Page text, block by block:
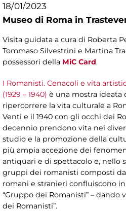
18/01/2023
Museo di Roma in
Visita guidata a cura di Roberta
Tommaso Silvestrini e Martina
possessori della MiC Card.
I Romanisti. Cenacoli e vita
(1929 – 1940) è una mostra ideata
ripercorrere la vita culturale a
Venti e il 1940 con gli occhi dei
decennio prendono vita nei
studio e la promozione della
più ampia accezione dei
antiquari e di spettacolo e, nello
gruppi dei romanisti composti
romani e stranieri confluiscono
“Gruppo dei Romanisti” – dando
dei Romanisti”.